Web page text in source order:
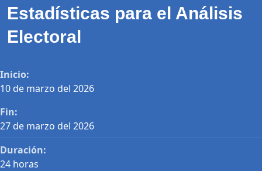
Estadísticas para el Análisis
Electoral
Inicio:
10 de marzo del 2026
Fin:
27 de marzo del 2026
Duración:
24 horas